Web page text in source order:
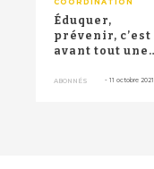
Éduquer,
prévenir, c’est
avant tout une
pluripro…
ABONNÉS - 11 octobre 2021